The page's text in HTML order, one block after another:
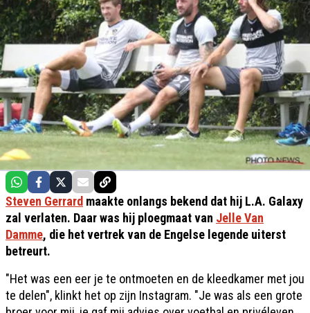
Steven Gerrard maakte onlangs bekend dat hij L.A. Galaxy
zal verlaten. Daar was hij ploegmaat van Jelle Van
Damme, die het vertrek van de Engelse legende uiterst
betreurt.
"Het was een eer je te ontmoeten en de kleedkamer met jou
te delen", klinkt het op zijn Instagram. "Je was als een grote